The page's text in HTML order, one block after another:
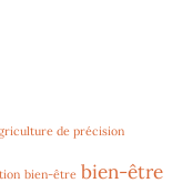
de précision
bien-être bien-être